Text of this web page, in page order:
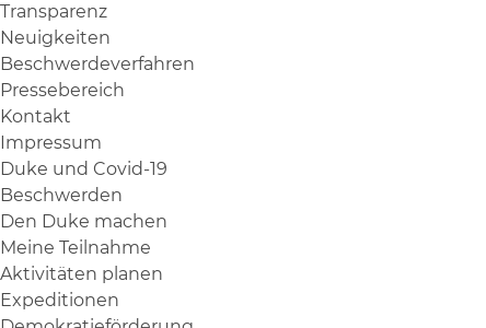
Transparenz
Neuigkeiten
Beschwerdeverfahren
Pressebereich
Kontakt
Impressum
Duke und Covid-19
Beschwerden
Den Duke machen
Meine Teilnahme
Aktivitäten planen
Expeditionen